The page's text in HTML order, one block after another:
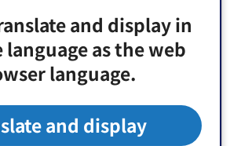
が決まりました
動失職について
員会の録画映像を公開しました